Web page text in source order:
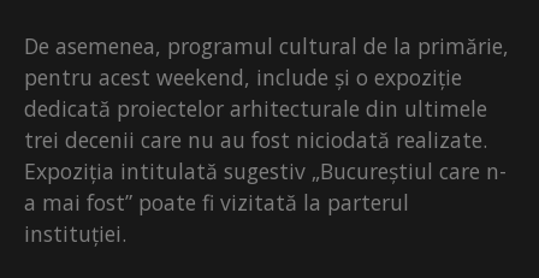
De asemenea, programul cultural de la primărie,
pentru acest weekend, include și o expoziție
dedicată proiectelor arhitecturale din ultimele
trei decenii care nu au fost niciodată realizate.
Expoziția intitulată sugestiv „Bucureștiul care n-
a mai fost” poate fi vizitată la parterul
instituției.